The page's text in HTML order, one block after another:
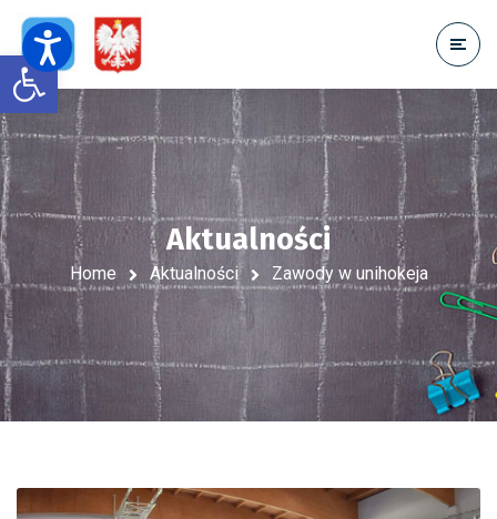
Open toolbar
Aktualności
Home Aktualności Zawody w unihokeja